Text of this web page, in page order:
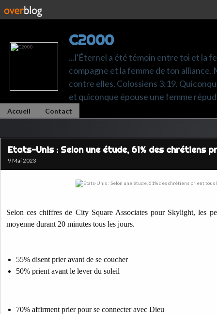
C2000
...l'Éternel a été témoin entre toi et la
compagne et la femme de ton alliance.
contre elles. Colossiens 3:19.
et quiconque épouse une femme
Accueil Contact
Etats-Unis : Selon une étude, 61% des chrétiens
9 Mai 2023
Selon ces chiffres de City Square Associates pour Skylight, les
moyenne durant 20 minutes tous les jours.
55% disent prier avant de se coucher
50% prient avant le lever du soleil
70% affirment prier pour se connecter avec Dieu